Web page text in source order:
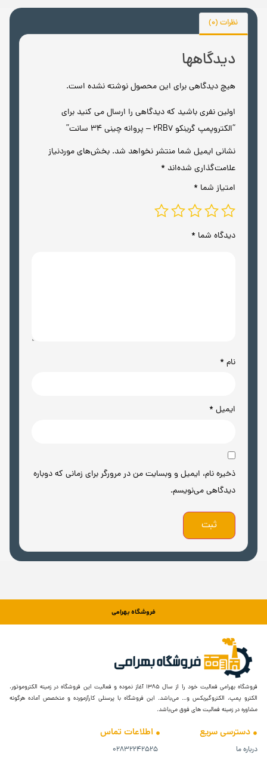
نظرات (0)
دیدگاهها
هیچ دیدگاهی برای این محصول نوشته نشده است.
اولین نفری باشید که دیدگاهی را ارسال می کنید برای
“الکتروپمپ گرینکو 2RB7 – پروانه چینی 34 سانت”
نشانی ایمیل شما منتشر نخواهد شد. بخش‌های موردنیاز
علامت‌گذاری شده‌اند *
امتیاز شما *
دیدگاه شما *
نام*
ایمیل*
ذخیره نام، ایمیل و وبسایت من در مرورگر برای زمانی که دوباره
دیدگاهی می‌نویسم.
فروشگاه بهرامی
فروشگاه بهرامی فعالیت خود را از سال ۱۳۸۵ آغاز نموده و فعالیت این فروشگاه در زمینه الکتروموتور،
الکترو پمپ، الکتروگیربکس و… می‌باشد. این فروشگاه با پرسنلی کارآزمورده و متخصص آماده هرگونه
مشاوره در زمینه فعالیت های فوق می‌باشد.
دسترسی سریع
درباره ما
اطلاعات تماس
۰۲۸۳۲۲۴۲۵۲۵